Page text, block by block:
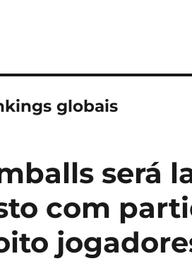
globais
será
com